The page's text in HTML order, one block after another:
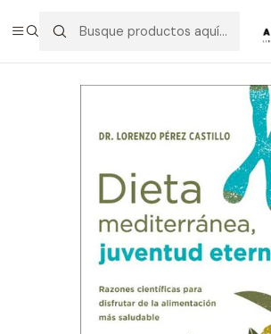
Dieta Mediterranea Juventud